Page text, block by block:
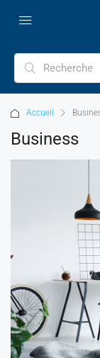
Accueil
Business